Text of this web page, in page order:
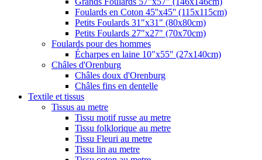
Foulards en Coton 45''x45'' (115x115cm)
Petits Foulards 31"x31" (80x80cm)
Petits Foulards 27"x27" (70x70cm)
Foulards pour des hommes
Écharpes en laine 10"x55" (27x140cm)
Châles d'Orenburg
Châles doux d'Orenburg
Châles fins en dentelle
Textile et tissus
Tissus au metre
Tissu motif russe au metre
Tissu folklorique au metre
Tissu Fleuri au metre
Tissu lin au metre